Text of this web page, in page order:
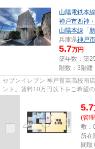
山陽電鉄本線
神戸市西神
山陽本線 「
兵庫県神戸
5.7万円
築年数：築
階数：3階建
セブンイレブン 神戸育英高校南
ント。賃料10万円以下をご希望
5.7
(管
敷：
所在
間取